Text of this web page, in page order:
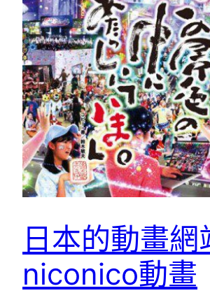
日本的動畫網
niconico動畫